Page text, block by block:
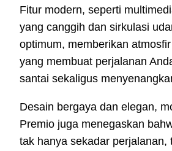
Fitur modern, seperti
yang canggih dan sirkulasi
optimum, memberikan
yang membuat perjalanan
santai sekaligus
Desain bergaya dan elegan,
Premio juga menegaskan
tak hanya sekadar perjalanan,